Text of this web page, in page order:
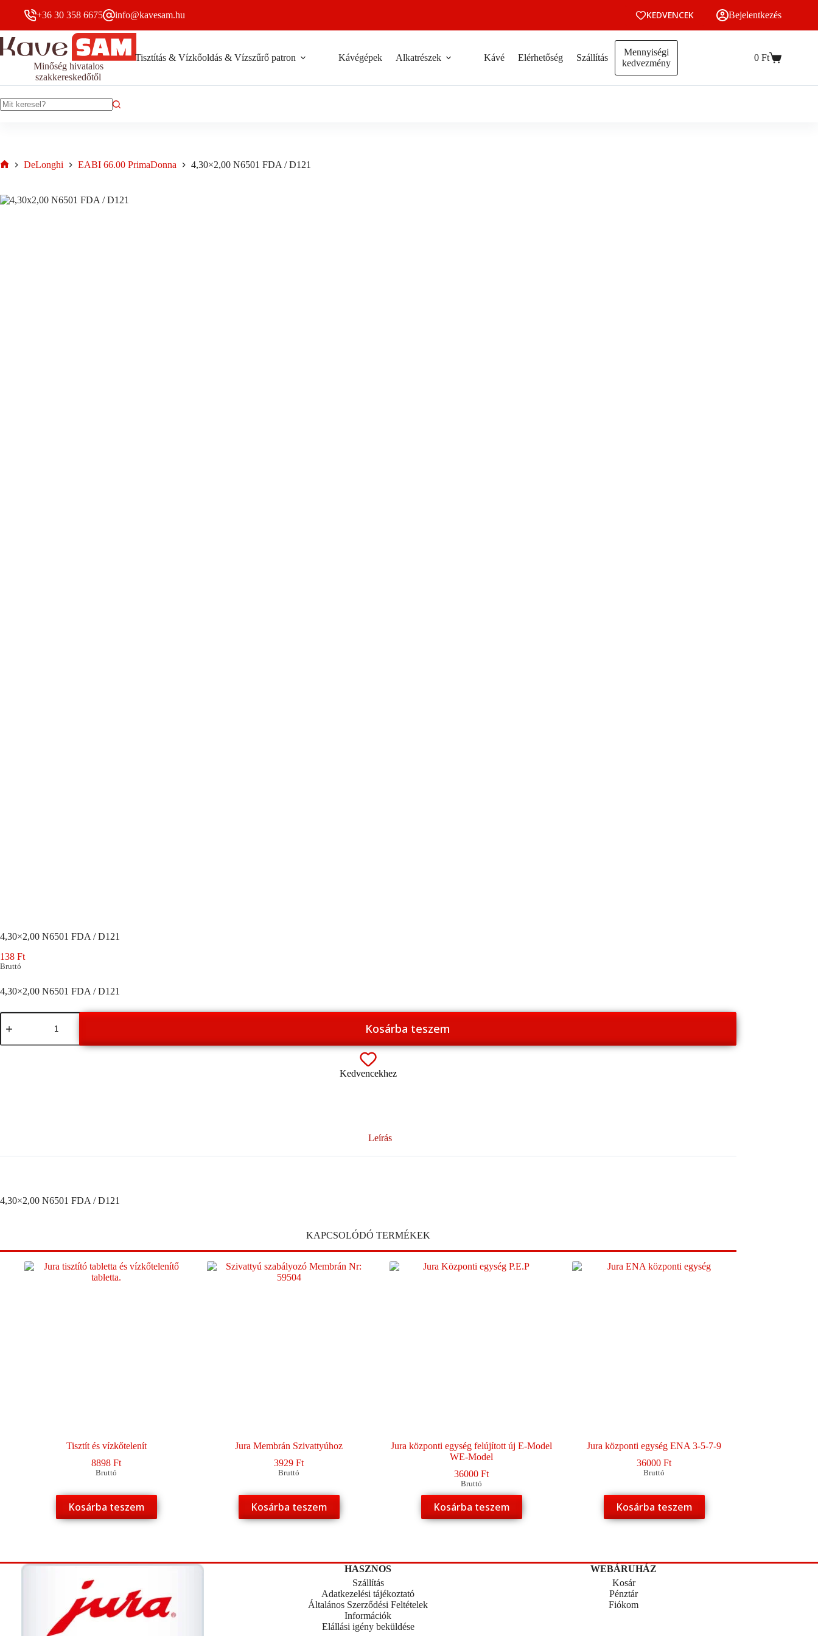
D121
mennyiség
+36 30 358 6675 info@kavesam.hu KEDVENCEK Bejelentkezés
Minőség hivatalos
szakkereskedőtől
Tisztítás & Vízkőoldás & Vízszűrő patron Kávégépek Alkatrészek Kávé Elérhetőség Szállítás
Mennyiségi
kedvezmény
Kosár
0 Ft
DeLonghi EABI 66.00 PrimaDonna 4,30×2,00 N6501 FDA / D121
4,30×2,00 N6501 FDA / D121
138 Ft
Bruttó
4,30×2,00 N6501 FDA / D121
4,30x2,00
N6501
/
Kosárba teszem
Kedvencekhez
Leírás
4,30×2,00 N6501 FDA / D121
KAPCSOLÓDÓ TERMÉKEK
Tisztít és vízkőtelenít
8898Ft
Bruttó
Kosárba teszem
Jura Membrán Szivattyúhoz
3929Ft
Bruttó
Kosárba teszem
Jura központi egység felújított új E-Model
WE-Model
36000Ft
Bruttó
Kosárba teszem
Jura központi egység ENA 3-5-7-9
36000Ft
Bruttó
Kosárba teszem
HASZNOS
Szállítás
Adatkezelési tájékoztató
Általános Szerződési Feltételek
Információk
Elállási igény beküldése
WEBÁRUHÁZ
Kosár
Pénztár
Fiókom